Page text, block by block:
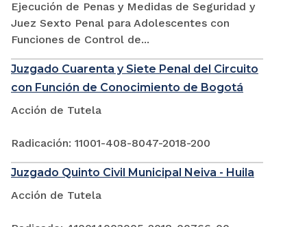
Ejecución de Penas y Medidas de Seguridad y
Juez Sexto Penal para Adolescentes con
Funciones de Control de...
Juzgado Cuarenta y Siete Penal del Circuito
con Función de Conocimiento de Bogotá
Acción de Tutela
Radicación: 11001-408-8047-2018-200
Juzgado Quinto Civil Municipal Neiva - Huila
Acción de Tutela